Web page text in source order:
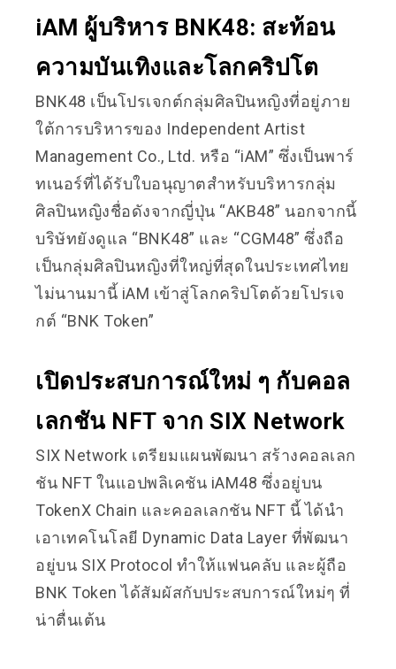
iAM ผู้บริหาร BNK48: สะท้อน
ความบันเทิงและโลกคริปโต
BNK48 เป็นโปรเจกต์กลุ่มศิลปินหญิงที่อยู่ภาย
ใต้การบริหารของ Independent Artist
Management Co., Ltd. หรือ “iAM” ซึ่งเป็นพาร์
ทเนอร์ที่ได้รับใบอนุญาตสำหรับบริหารกลุ่ม
ศิลปินหญิงชื่อดังจากญี่ปุ่น “AKB48” นอกจากนี้
บริษัทยังดูแล “BNK48” และ “CGM48” ซึ่งถือ
เป็นกลุ่มศิลปินหญิงที่ใหญ่ที่สุดในประเทศไทย
ไม่นานมานี้ iAM เข้าสู่โลกคริปโตด้วยโปรเจ
กต์ “BNK Token”
เปิดประสบการณ์ใหม่ ๆ กับ​​​​คอล
เลกชัน NFT จาก SIX Network
SIX Network เตรียมแผนพัฒนา สร้างคอลเลก
ชัน NFT ในแอปพลิเคชัน iAM48 ซึ่งอยู่บน
TokenX Chain และคอลเลกชัน NFT นี้ ได้นำ
เอาเทคโนโลยี Dynamic Data Layer ที่พัฒนา
อยู่บน SIX Protocol ทำให้แฟนคลับ และผู้ถือ
BNK Token ได้สัมผัสกับประสบการณ์ใหม่ๆ ที่
น่าตื่นเต้น